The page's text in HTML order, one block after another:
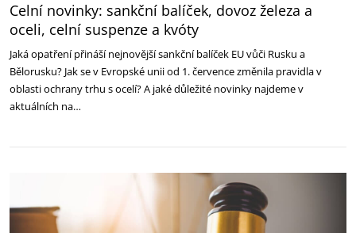
Celní novinky: sankční balíček, dovoz železa a
oceli, celní suspenze a kvóty
Jaká opatření přináší nejnovější sankční balíček EU vůči Rusku a
Bělorusku? Jak se v Evropské unii od 1. července změnila pravidla v
oblasti ochrany trhu s ocelí? A jaké důležité novinky najdeme v
aktuálních na…